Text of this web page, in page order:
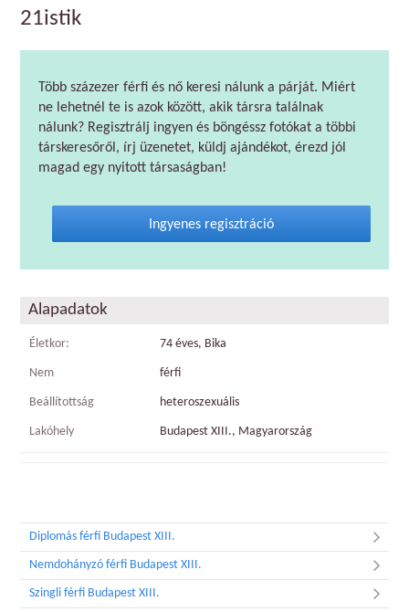
21istik
Több százezer férfi és nő keresi nálunk a párját. Miért
ne lehetnél te is azok között, akik társra találnak
nálunk? Regisztrálj ingyen és böngéssz fotókat a többi
társkeresőről, írj üzenetet, küldj ajándékot, érezd jól
magad egy nyitott társaságban!
Ingyenes regisztráció
Alapadatok
Életkor: 74 éves, Bika
Nem férfi
Beállítottság heteroszexuális
Lakóhely Budapest XIII., Magyarország
Diplomás férfi Budapest XIII.
Nemdohányzó férfi Budapest XIII.
Szingli férfi Budapest XIII.